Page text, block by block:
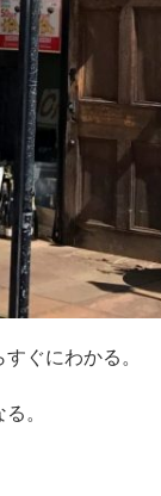
ぐにわかる。
。